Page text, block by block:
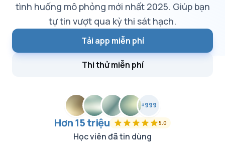
tình huống mô phỏng mới nhất 2025. Giúp bạn
tự tin vượt qua kỳ thi sát hạch.
Tải app miễn phí
Thi thử miễn phí
+999
Hơn 15 triệu starstarstarstarstar5.0
Học viên đã tin dùng